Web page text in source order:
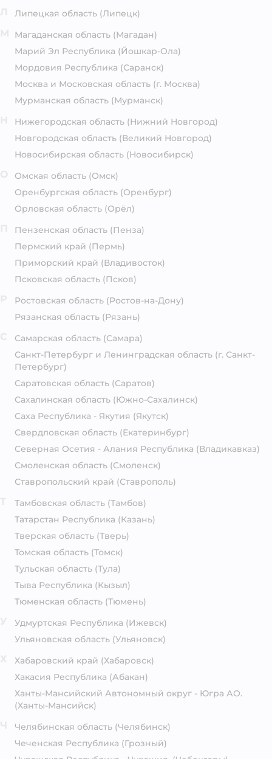
Липецкая область (Липецк)
Магаданская область (Магадан)
Марий Эл Республика (Йошкар-Ола)
Мордовия Республика (Саранск)
Москва и Московская область (г. Москва)
Мурманская область (Мурманск)
Нижегородская область (Нижний Новгород)
Новгородская область (Великий Новгород)
Новосибирская область (Новосибирск)
Омская область (Омск)
Оренбургская область (Оренбург)
Орловская область (Орёл)
Пензенская область (Пенза)
Пермский край (Пермь)
Приморский край (Владивосток)
Псковская область (Псков)
Ростовская область (Ростов-на-Дону)
Рязанская область (Рязань)
Самарская область (Самара)
Санкт-Петербург и Ленинградская область (г. Санкт-
Петербург)
Саратовская область (Саратов)
Сахалинская область (Южно-Сахалинск)
Саха Республика - Якутия (Якутск)
Свердловская область (Екатеринбург)
Северная Осетия - Алания Республика (Владикавказ)
Смоленская область (Смоленск)
Ставропольский край (Ставрополь)
Тамбовская область (Тамбов)
Татарстан Республика (Казань)
Тверская область (Тверь)
Томская область (Томск)
Тульская область (Тула)
Тыва Республика (Кызыл)
Тюменская область (Тюмень)
Удмуртская Республика (Ижевск)
Ульяновская область (Ульяновск)
Хабаровский край (Хабаровск)
Хакасия Республика (Абакан)
Ханты-Мансийский Автономный округ - Югра АО.
(Ханты-Мансийск)
Челябинская область (Челябинск)
Чеченская Республика (Грозный)